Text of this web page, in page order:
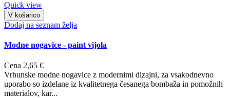
Quick view
V košarico
Dodaj na seznam želja
Modne nogavice - paint vijola
Cena 2,65 €
Vrhunske modne nogavice z modernimi dizajni, za vsakodnevno
uporabo so izdelane iz kvalitetnega česanega bombaža in pomožnih
materialov, kar...